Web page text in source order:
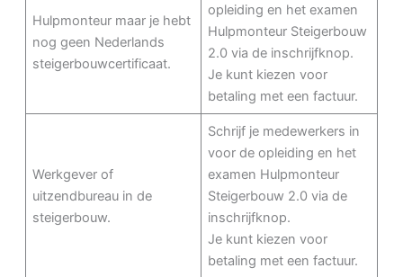
Hulpmonteur maar je hebt
nog geen Nederlands
steigerbouwcertificaat.
opleiding en het examen
Hulpmonteur Steigerbouw
2.0 via de inschrijfknop.
Je kunt kiezen voor
betaling met een factuur.
Werkgever of
uitzendbureau in de
steigerbouw.
Schrijf je medewerkers in
voor de opleiding en het
examen Hulpmonteur
Steigerbouw 2.0 via de
inschrijfknop.
Je kunt kiezen voor
betaling met een factuur.